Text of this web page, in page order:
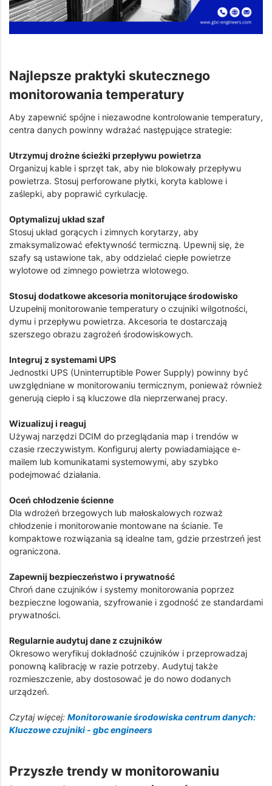
Najlepsze praktyki skutecznego
monitorowania temperatury
Aby zapewnić spójne i niezawodne kontrolowanie temperatury,
centra danych powinny wdrażać następujące strategie:
Utrzymuj drożne ścieżki przepływu powietrza
Organizuj kable i sprzęt tak, aby nie blokowały przepływu
powietrza. Stosuj perforowane płytki, koryta kablowe i
zaślepki, aby poprawić cyrkulację.
Optymalizuj układ szaf
Stosuj układ gorących i zimnych korytarzy, aby
zmaksymalizować efektywność termiczną. Upewnij się, że
szafy są ustawione tak, aby oddzielać ciepłe powietrze
wylotowe od zimnego powietrza wlotowego.
Stosuj dodatkowe akcesoria monitorujące środowisko
Uzupełnij monitorowanie temperatury o czujniki wilgotności,
dymu i przepływu powietrza. Akcesoria te dostarczają
szerszego obrazu zagrożeń środowiskowych.
Integruj z systemami UPS
Jednostki UPS (Uninterruptible Power Supply) powinny być
uwzględniane w monitorowaniu termicznym, ponieważ również
generują ciepło i są kluczowe dla nieprzerwanej pracy.
Wizualizuj i reaguj
Używaj narzędzi DCIM do przeglądania map i trendów w
czasie rzeczywistym. Konfiguruj alerty powiadamiające e-
mailem lub komunikatami systemowymi, aby szybko
podejmować działania.
Oceń chłodzenie ścienne
Dla wdrożeń brzegowych lub małoskalowych rozważ
chłodzenie i monitorowanie montowane na ścianie. Te
kompaktowe rozwiązania są idealne tam, gdzie przestrzeń jest
ograniczona.
Zapewnij bezpieczeństwo i prywatność
Chroń dane czujników i systemy monitorowania poprzez
bezpieczne logowania, szyfrowanie i zgodność ze standardami
prywatności.
Regularnie audytuj dane z czujników
Okresowo weryfikuj dokładność czujników i przeprowadzaj
ponowną kalibrację w razie potrzeby. Audytuj także
rozmieszczenie, aby dostosować je do nowo dodanych
urządzeń.
Czytaj więcej: Monitorowanie środowiska centrum danych:
Kluczowe czujniki - gbc engineers
Przyszłe trendy w monitorowaniu